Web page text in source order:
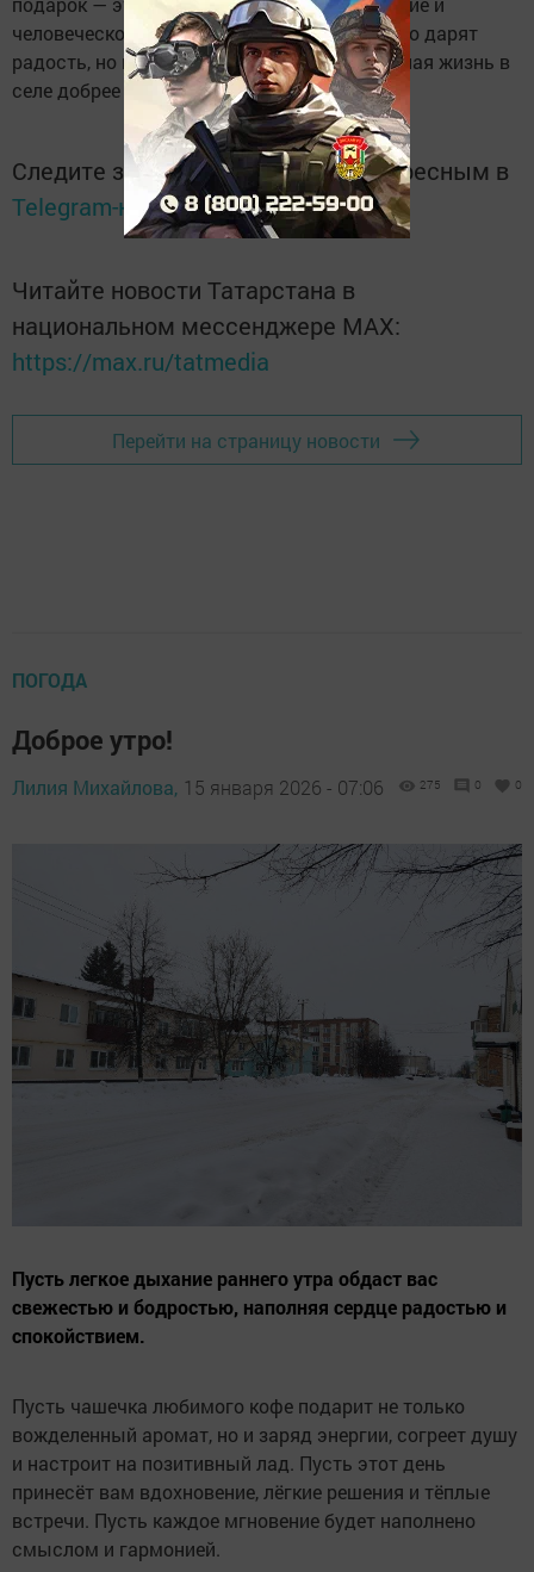
человеческое тепло. Такие встречи не только дарят
радость, но и объединяют односельчан, делая жизнь в
селе добрее и светлее.
Следите за самым важным и интересным в
Telegram-канале Татмедиа
Читайте новости Татарстана в
национальном мессенджере MАХ:
https://max.ru/tatmedia
Перейти на страницу новости
ПОГОДА
Доброе утро!
Лилия Михайлова, 15 января 2026 - 07:06 275 0 0
Пусть легкое дыхание раннего утра обдаст вас
свежестью и бодростью, наполняя сердце радостью и
спокойствием.
Пусть чашечка любимого кофе подарит не только
вожделенный аромат, но и заряд энергии, согреет душу
и настроит на позитивный лад. Пусть этот день
принесёт вам вдохновение, лёгкие решения и тёплые
встречи. Пусть каждое мгновение будет наполнено
смыслом и гармонией.